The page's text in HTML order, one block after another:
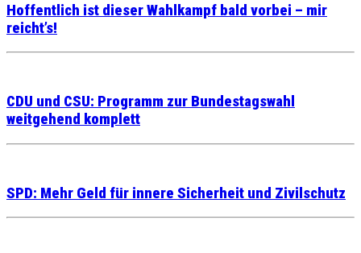
Hoffentlich ist dieser Wahlkampf bald vorbei – mir
reicht’s!
CDU und CSU: Programm zur Bundestagswahl
weitgehend komplett
SPD: Mehr Geld für innere Sicherheit und Zivilschutz